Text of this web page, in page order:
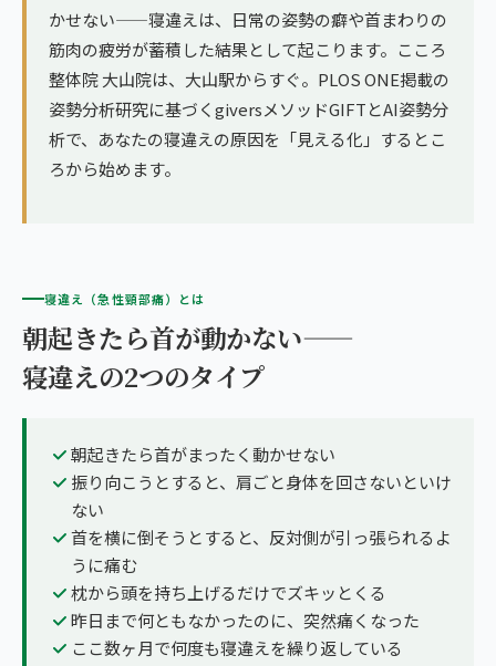
→ エリア一覧（全11エリア）
かせない——寝違えは、日常の姿勢の癖や首まわりの
筋肉の疲労が蓄積した結果として起こります。こころ
整体院 大山院は、大山駅からすぐ。PLOS ONE掲載の
姿勢分析研究に基づくgiversメソッドGIFTとAI姿勢分
析で、あなたの寝違えの原因を「見える化」するとこ
ろから始めます。
寝違え（急性頸部痛）とは
朝起きたら首が動かない——
寝違えの2つのタイプ
朝起きたら首がまったく動かせない
振り向こうとすると、肩ごと身体を回さないといけ
ない
首を横に倒そうとすると、反対側が引っ張られるよ
うに痛む
枕から頭を持ち上げるだけでズキッとくる
昨日まで何ともなかったのに、突然痛くなった
ここ数ヶ月で何度も寝違えを繰り返している